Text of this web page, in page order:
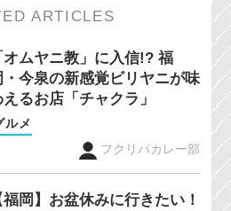
ARTICLES
オムヤニ教」に入信!? 福
・今泉の新感覚ビリヤニが味
るお店「チャクラ」
ルメ
フクリパカレー部
福岡】お盆休みに行きたい！